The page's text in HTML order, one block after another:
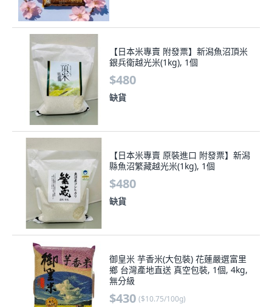
【日本米專賣 附發票】新潟魚沼頂米
銀兵衛越光米(1kg), 1個
$480
缺貨
【日本米專賣 原裝進口 附發票】新潟
縣魚沼繁藏越光米(1kg), 1個
$480
缺貨
御皇米 芋香米(大包裝) 花蓮嚴選富里
鄉 台灣產地直送 真空包裝, 1個, 4kg,
無分級
$430 ($10.75/100g)